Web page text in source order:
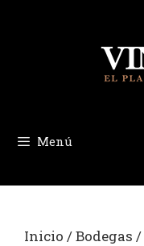
Menú
Inicio /Bodegas /